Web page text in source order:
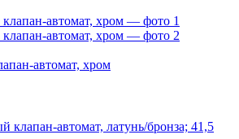
автомат, хром